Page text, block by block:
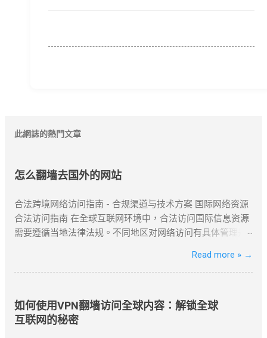
此網誌的熱門文章
怎么翻墙去国外的网站
合法跨境网络访问指南 - 合规渠道与技术方案 国际网络资源
合法访问指南 在全球互联网环境中，合法访问国际信息资源
需要遵循当地法律法规。不同地区对网络访问有具体管理规
线服务、授权网络通道以及企业级VPN解决方案。 企业用户
可通过合规VPN服务建立国际网络连接，这些服务商持有国
跨境通信服务。 合法企业级VPN服务商 以下是经国家批准、
面向企业用户提供跨境网络服务的合规VPN提供商： 中国电
Read more » →
如何使用VPN翻墙访问全球内容：解锁全球
互联网的秘密